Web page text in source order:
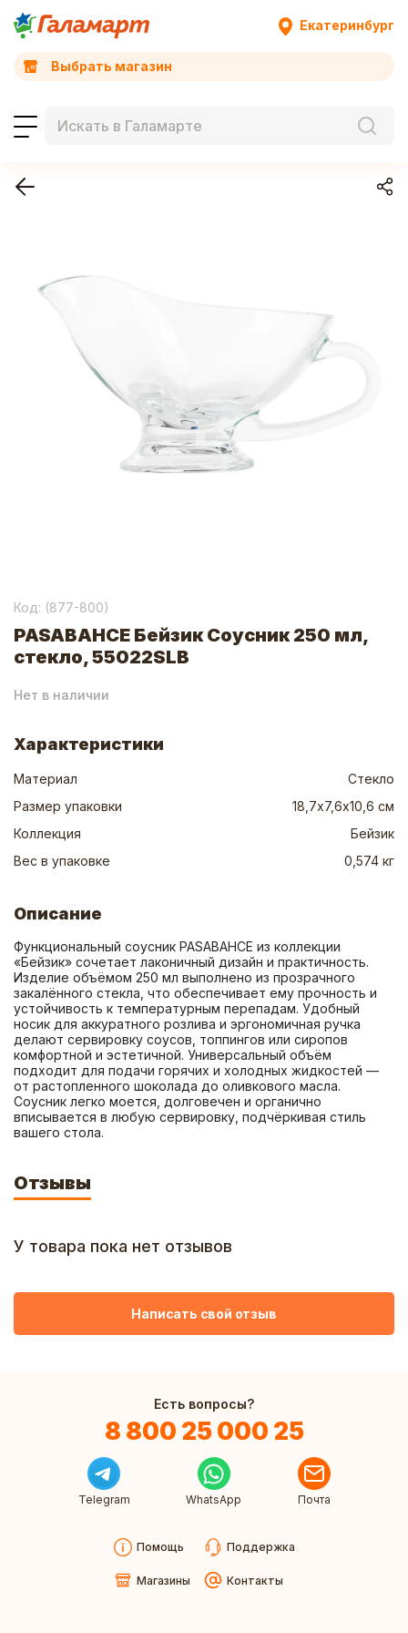
Екатеринбург
Выбрать магазин
Код: (877-800)
PASABAHCE Бейзик Соусник 250 мл,
стекло, 55022SLB
Нет в наличии
Характеристики
Материал
Стекло
Размер упаковки
18,7х7,6х10,6 см
Коллекция
Бейзик
Вес в упаковке
0,574 кг
Описание
Функциональный соусник PASABAHCE из коллекции
«Бейзик» сочетает лаконичный дизайн и практичность.
Изделие объёмом 250 мл выполнено из прозрачного
закалённого стекла, что обеспечивает ему прочность и
устойчивость к температурным перепадам. Удобный
носик для аккуратного розлива и эргономичная ручка
делают сервировку соусов, топпингов или сиропов
комфортной и эстетичной. Универсальный объём
подходит для подачи горячих и холодных жидкостей —
от растопленного шоколада до оливкового масла.
Соусник легко моется, долговечен и органично
вписывается в любую сервировку, подчёркивая стиль
вашего стола.
Отзывы
У товара пока нет отзывов
Написать свой отзыв
Есть вопросы?
8 800 25 000 25
Telegram WhatsApp Почта
Помощь Поддержка
Магазины Контакты